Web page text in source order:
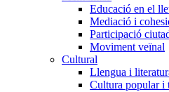
Educació en el
Mediació i
Participació
Moviment veïnal
Cultural
Llengua i
Cultura popular i